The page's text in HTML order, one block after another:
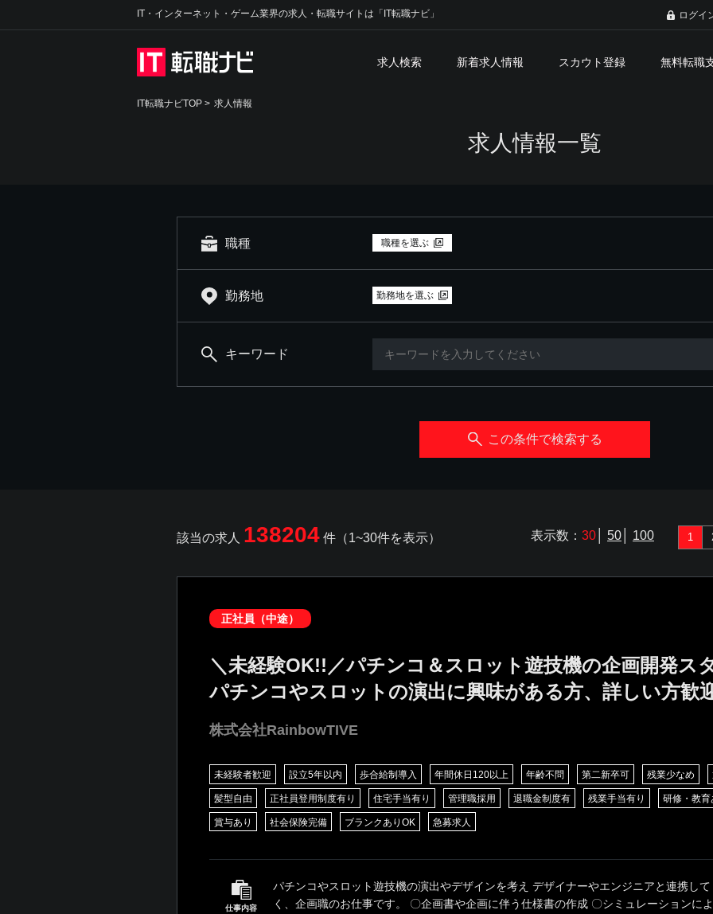
IT・インターネット・ゲーム業界の求人・転職サイトは「IT転職ナビ」 ログイ
求人検索 新着求人情報 スカウト登録 無料転職
IT転職ナビTOP > 求人情報
求人情報一覧
職種 職種を選ぶ
勤務地 勤務地を選ぶ
キーワード
この条件で検索する
該当の求人 138204 件（1~30件を表示） 表示数： 30 50 100 1
正社員（中途）
＼未経験OK!!／パチンコ＆スロット遊技機の企画開発ス
パチンコやスロットの演出に興味がある方、詳しい方歓
株式会社RainbowTIVE
未経験者歓迎 設立5年以内 歩合給制導入 年間休日120以上 年齢不問 第二新卒可 残業少なめ
髪型自由 正社員登用制度有り 住宅手当有り 管理職採用 退職金制度有 残業手当有り 研修・教育
賞与あり 社会保険完備 ブランクありOK 急募求人
仕事内容
パチンコやスロット遊技機の演出やデザインを考え デザイナーやエンジニアと連携し
く、企画職のお仕事です。 〇企画書や企画に伴う仕様書の作成 〇シミュレーションに